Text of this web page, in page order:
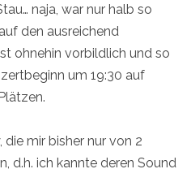
naja, war nur halb so
den ausreichend
ohnehin vorbildlich und so
um 19:30 auf
mir bisher nur von 2
d.h. ich kannte deren Sound